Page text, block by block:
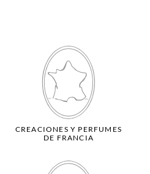
CREACIONES Y PERFUMES
DE FRANCIA